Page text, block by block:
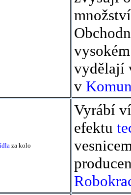
v
za kolo
Vyrábí
efektu